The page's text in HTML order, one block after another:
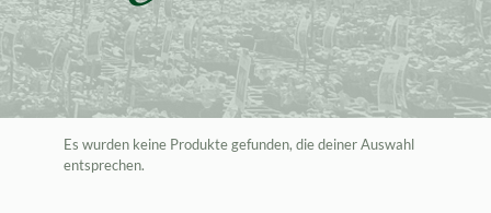
Es wurden keine Produkte gefunden, die deiner Auswahl
entsprechen.